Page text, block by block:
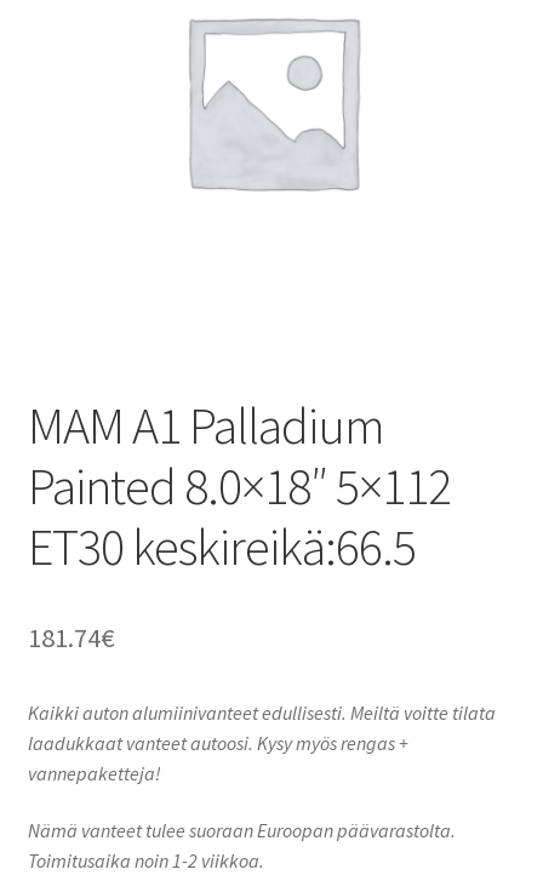
MAM A1 Palladium
Painted 8.0×18″ 5×112
ET30 keskireikä:66.5
181.74€
Kaikki auton alumiinivanteet edullisesti. Meiltä voitte tilata
laadukkaat vanteet autoosi. Kysy myös rengas +
vannepaketteja!
Nämä vanteet tulee suoraan Euroopan päävarastolta.
Toimitusaika noin 1-2 viikkoa.